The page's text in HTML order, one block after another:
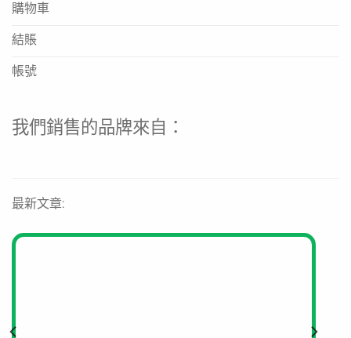
購物車
結賬
帳號
我們銷售的品牌來自：
最新文章: